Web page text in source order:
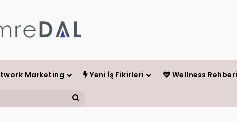
Marketing Yeni İş Fikirleri Wellness Rehberi
Arama